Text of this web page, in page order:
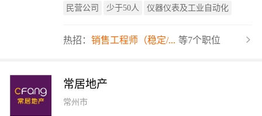
民营公司 少于50人 仪器仪表及工业自动化
热招： 销售工程师（稳定/... 等7个职位
常居地产
常州市